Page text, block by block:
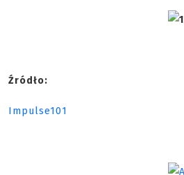
Źródło:
Impulse101